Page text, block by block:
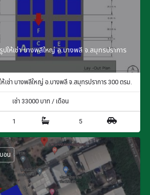
ปให้เช่า บางพลีใหญ่ อ.บางพลี จ.สมุทรปราการ
ห้เช่า บางพลีใหญ่ อ.บางพลี จ.สมุทรปราการ 300 ตรม.
เช่า 33000 บาท / เดือน
1 5
อน